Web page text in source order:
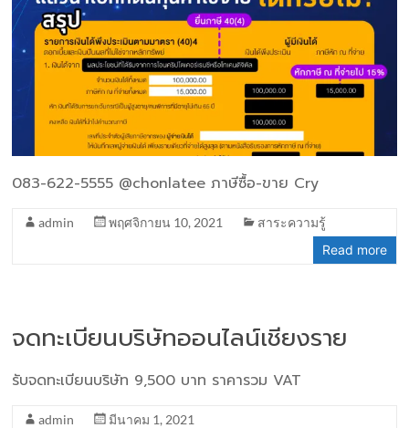
083-622-5555 @chonlatee ภาษีซื้อ-ขาย Cry
admin พฤศจิกายน 10, 2021
สาระความรู้
Read more
จดทะเบียนบริษัทออนไลน์เชียงราย
รับจดทะเบียนบริษัท 9,500 บาท ราคารวม VAT
admin
มีนาคม 1, 2021